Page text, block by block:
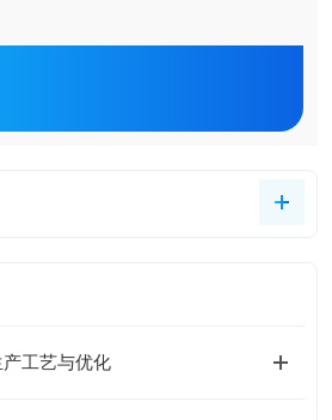
工艺与优化